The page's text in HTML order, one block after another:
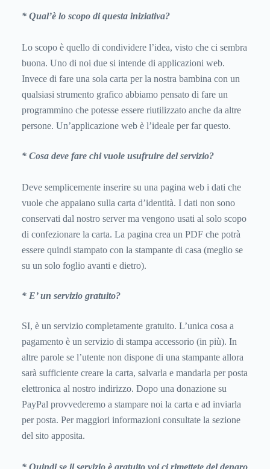
* Qual’è lo scopo di questa iniziativa?
Lo scopo è quello di condividere l’idea, visto che ci sembra
buona. Uno di noi due si intende di applicazioni web.
Invece di fare una sola carta per la nostra bambina con un
qualsiasi strumento grafico abbiamo pensato di fare un
programmino che potesse essere riutilizzato anche da altre
persone. Un’applicazione web è l’ideale per far questo.
* Cosa deve fare chi vuole usufruire del servizio?
Deve semplicemente inserire su una pagina web i dati che
vuole che appaiano sulla carta d’identità. I dati non sono
conservati dal nostro server ma vengono usati al solo scopo
di confezionare la carta. La pagina crea un PDF che potrà
essere quindi stampato con la stampante di casa (meglio se
su un solo foglio avanti e dietro).
* E’ un servizio gratuito?
SI, è un servizio completamente gratuito. L’unica cosa a
pagamento è un servizio di stampa accessorio (in più). In
altre parole se l’utente non dispone di una stampante allora
sarà sufficiente creare la carta, salvarla e mandarla per posta
elettronica al nostro indirizzo. Dopo una donazione su
PayPal provvederemo a stampare noi la carta e ad inviarla
per posta. Per maggiori informazioni consultate la sezione
del sito apposita.